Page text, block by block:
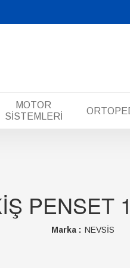
MOTOR
SİSTEMLERİ
PENSET
Marka : NEVSİS